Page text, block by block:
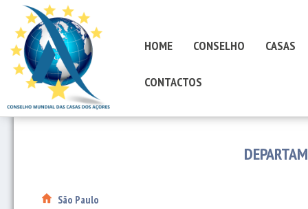
HOME CONSELHO CASAS
CONTACTOS
São Paulo